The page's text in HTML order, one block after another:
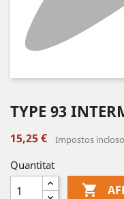
TYPE 93
15,25 € Impostos
Quantitat
